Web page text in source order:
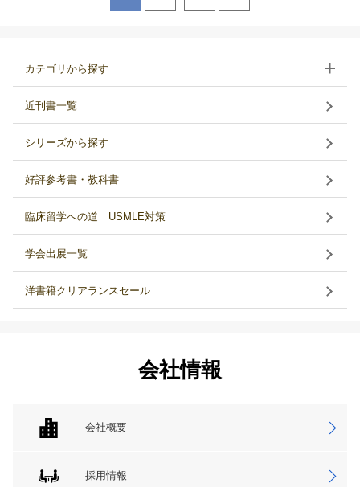
カテゴリから探す
近刊書一覧
シリーズから探す
好評参考書・教科書
臨床留学への道 USMLE対策
学会出展一覧
洋書籍クリアランスセール
会社情報
会社概要
採用情報